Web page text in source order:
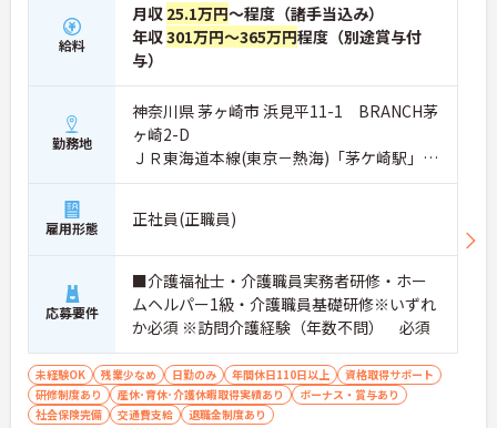
給料
月収 25.1万円～程度（諸手当込み）
年収301万円～365万円程度（別途賞与付
与）
勤務地
神奈川県 茅ヶ崎市 浜見平11-1 BRANCH茅
ヶ崎2-D
ＪＲ東海道本線(東京－熱海)「茅ケ崎駅」バ
ス・車6分
雇用形態 正社員(正職員)
応募要件
■介護福祉士・介護職員実務者研修・ホー
ムヘルパー1級・介護職員基礎研修※いずれ
か必須 ※訪問介護経験（年数不問） 必須
未経験OK 残業少なめ 日勤のみ 年間休日110日以上
資格取得サポート
研修制度あり
産休･育休･介護休暇取得実績あり
ボーナス・賞与あり
社会保険完備
交通費支給 退職金制度あり